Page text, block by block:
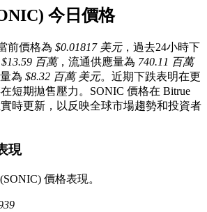
證金的永續合約
今日價格
前價格為 $0.01817 美元，過去24小時下
$13.59 百萬，流通供應量為 740.11 百萬
為 $8.32 百萬 美元。近期下跌表明在更
短期拋售壓力。SONIC 價格在 Bitrue
時更新，以反映全球市場趨勢和投資者
現
價格表現。